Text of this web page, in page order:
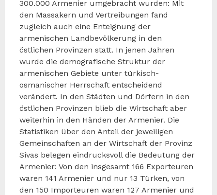
300.000 Armenier umgebracht wurden: Mit
den Massakern und Vertreibungen fand
zugleich auch eine Enteignung der
armenischen Landbevölkerung in den
östlichen Provinzen statt. In jenen Jahren
wurde die demografische Struktur der
armenischen Gebiete unter türkisch-
osmanischer Herrschaft entscheidend
verändert. In den Städten und Dörfern in den
östlichen Provinzen blieb die Wirtschaft aber
weiterhin in den Händen der Armenier. Die
Statistiken über den Anteil der jeweiligen
Gemeinschaften an der Wirtschaft der Provinz
Sivas belegen eindrucksvoll die Bedeutung der
Armenier: Von den insgesamt 166 Exporteuren
waren 141 Armenier und nur 13 Türken, von
den 150 Importeuren waren 127 Armenier und